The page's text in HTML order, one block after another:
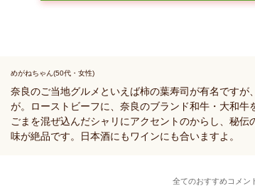
めがねちゃん(50代・女性)
奈良のご当地グルメといえば柿の葉寿司が有名です
が。ローストビーフに、奈良のブランド和牛・大和牛
ごまを混ぜ込んだシャリにアクセントのからし、秘
味が絶品です。日本酒にもワインにも合いますよ。
全てのおすすめコメン